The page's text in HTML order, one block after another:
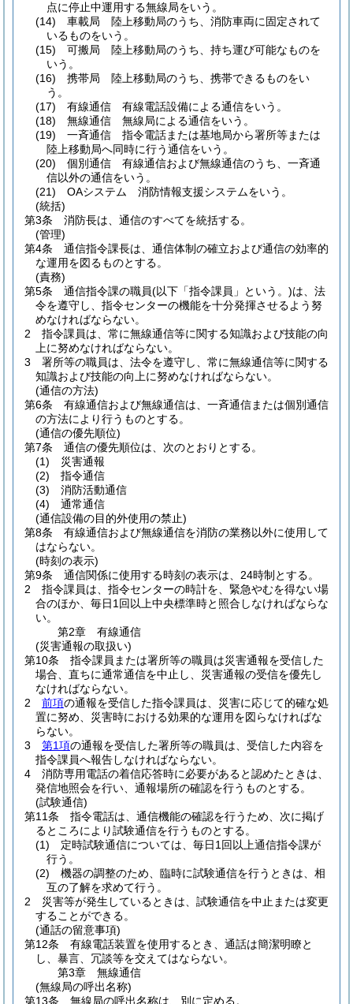
点に停止中運用する無線局をいう。
(14)
車載局 陸上移動局のうち、消防車両に固定されて
いるものをいう。
(15)
可搬局 陸上移動局のうち、持ち運び可能なものを
いう。
(16)
携帯局 陸上移動局のうち、携帯できるものをい
う。
(17)
有線通信 有線電話設備による通信をいう。
(18)
無線通信 無線局による通信をいう。
(19)
一斉通信 指令電話または基地局から署所等または
陸上移動局へ同時に行う通信をいう。
(20)
個別通信 有線通信および無線通信のうち、一斉通
信以外の通信をいう。
(21)
OAシステム 消防情報支援システムをいう。
(統括)
第3条
消防長は、通信のすべてを統括する。
(管理)
第4条
通信指令課長は、通信体制の確立および通信の効率的
な運用を図るものとする。
(責務)
第5条
通信指令課の職員(以下「指令課員」という。)は、法
令を遵守し、指令センターの機能を十分発揮させるよう努
めなければならない。
2
指令課員は、常に無線通信等に関する知識および技能の向
上に努めなければならない。
3
署所等の職員は、法令を遵守し、常に無線通信等に関する
知識および技能の向上に努めなければならない。
(通信の方法)
第6条
有線通信および無線通信は、一斉通信または個別通信
の方法により行うものとする。
(通信の優先順位)
第7条
通信の優先順位は、次のとおりとする。
(1)
災害通報
(2)
指令通信
(3)
消防活動通信
(4)
通常通信
(通信設備の目的外使用の禁止)
第8条
有線通信および無線通信を消防の業務以外に使用して
はならない。
(時刻の表示)
第9条
通信関係に使用する時刻の表示は、24時制とする。
2
指令課員は、指令センターの時計を、緊急やむを得ない場
合のほか、毎日1回以上中央標準時と照合しなければならな
い。
第2章
有線通信
(災害通報の取扱い)
第10条
指令課員または署所等の職員は災害通報を受信した
場合、直ちに通常通信を中止し、災害通報の受信を優先し
なければならない。
2
前項の通報を受信した指令課員は、災害に応じて的確な処
置に努め、災害時における効果的な運用を図らなければな
らない。
3
第1項の通報を受信した署所等の職員は、受信した内容を
指令課員へ報告しなければならない。
4
消防専用電話の着信応答時に必要があると認めたときは、
発信地照会を行い、通報場所の確認を行うものとする。
(試験通信)
第11条
指令電話は、通信機能の確認を行うため、次に掲げ
るところにより試験通信を行うものとする。
(1)
定時試験通信については、毎日1回以上通信指令課が
行う。
(2)
機器の調整のため、臨時に試験通信を行うときは、相
互の了解を求めて行う。
2
災害等が発生しているときは、試験通信を中止または変更
することができる。
(通話の留意事項)
第12条
有線電話装置を使用するとき、通話は簡潔明瞭と
し、暴言、冗談等を交えてはならない。
第3章
無線通信
(無線局の呼出名称)
第13条
無線局の呼出名称は、別に定める。